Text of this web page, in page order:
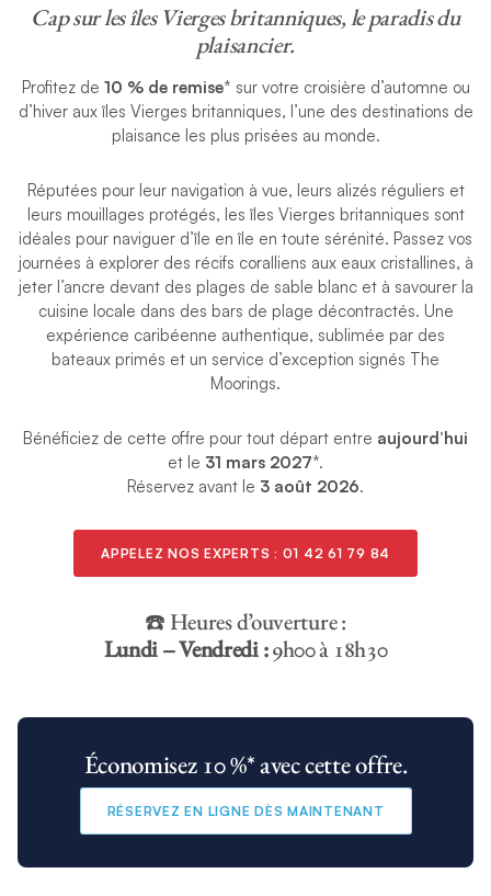
Cap sur les îles Vierges britanniques, le paradis du
plaisancier.
Profitez de 10 % de remise* sur votre croisière d’automne ou
d’hiver aux îles Vierges britanniques, l’une des destinations de
plaisance les plus prisées au monde.
Réputées pour leur navigation à vue, leurs alizés réguliers et
leurs mouillages protégés, les îles Vierges britanniques sont
idéales pour naviguer d’île en île en toute sérénité. Passez vos
journées à explorer des récifs coralliens aux eaux cristallines, à
jeter l’ancre devant des plages de sable blanc et à savourer la
cuisine locale dans des bars de plage décontractés. Une
expérience caribéenne authentique, sublimée par des
bateaux primés et un service d’exception signés The
Moorings.
Bénéficiez de cette offre pour tout départ entre aujourd’hui
et le 31 mars 2027*.
Réservez avant le 3 août 2026.
APPELEZ NOS EXPERTS : 01 42 61 79 84
☎️ Heures d’ouverture :
Lundi – Vendredi :9h00 à 18h30
Économisez 10 %* avec cette offre.
RÉSERVEZ EN LIGNE DÈS MAINTENANT